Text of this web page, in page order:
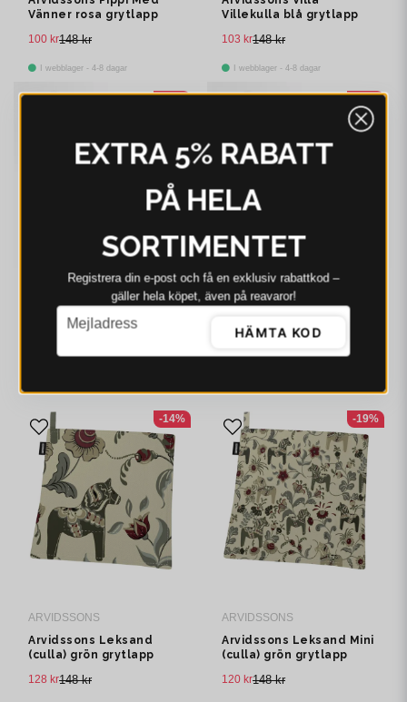
Vänner rosa grytlapp
148 kr
100 kr
I webblager - 4-8 dagar
Villekulla blå grytlapp
148 kr
103 kr
I webblager - 4-8 dagar
Arvidssons Emil I
Katthult offwhite
148 kr
102 kr
-31%
ARVIDSSONS
Katthult beige grytlapp
148 kr
103 kr
-30%
ARVIDSSONS
Arvidssons Leksand
(culla) grön grytlapp
148 kr
128 kr
-14%
ARVIDSSONS
Arvidssons Leksand Mini
(culla) grön grytlapp
148 kr
120 kr
-19%
EXTRA 5% RABATT
PÅ HELA
SORTIMENTET
Registrera din e‑post och få en exklusiv rabattkod –
gäller hela köpet, även på reavaror!
email
Mejladress
HÄMTA KOD